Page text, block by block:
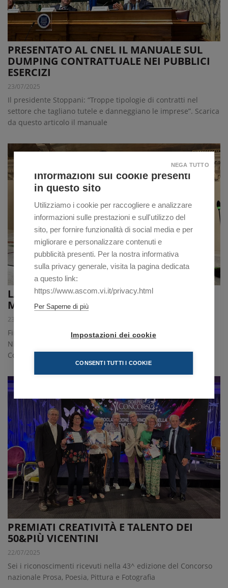
PRESENTATO AL CNEL IL MANUALE SUL
DUMPING CONTRATTUALE NEI PUBBLICI
ESERCIZI
23/07/2025
Il presidente Stoppani: “Troppe tipologie di contratti nel
settore che tagliano tutele e danneggiano le imprese”. Scarica
da questo articolo il manuale
LA VICENZA DEL FUTURO NEL
MASTERPLAN 2030
23/07/2025
Firmato dal sindaco Giacomo Possamai e dal presidente
Nicola Piccolo il protocollo d’intesa tra Comune e
Confcommercio Vicenza
PREMIATI CREATIVITÀ E TALENTO DEI
50&PIÙ VICENTINI
22/07/2025
Sei i riconoscimenti ricevuti nella 43^ edizione del Concorso
nazionale Prosa, Poesia, Pittura e Fotografia
Informazioni sui cookie presenti
in questo sito
Utilizziamo i cookie per raccogliere e analizzare
informazioni sulle prestazioni e sull'utilizzo del
sito, per fornire funzionalità di social media e per
migliorare e personalizzare contenuti e
pubblicità presenti. Per la nostra informativa
sulla privacy generale, visita la pagina dedicata
a questo link:
https://www.ascom.vi.it/privacy.html
Per Saperne di più
Impostazioni dei cookie
NEGA TUTTO
CONSENTI TUTTI I COOKIE